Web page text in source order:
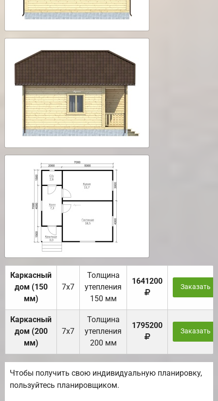
Каркасный
дом (150
мм)
7х7
Толщина
утепления
150 мм
1641200
Заказать
Каркасный
дом (200
мм)
7х7
Толщина
утепления
200 мм
1795200
Заказать
Чтобы получить свою индивидуальную планировку,
пользуйтесь планировщиком.